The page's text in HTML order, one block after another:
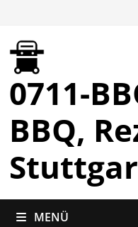
Inhalt
0711-
BBQ,
MENÜ